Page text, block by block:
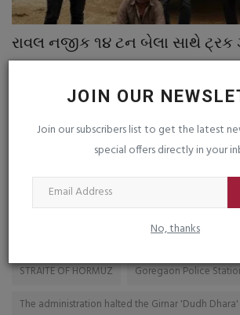
JOIN OUR
Join our subscribers list to get the latest
special offers directly in your
No, thanks
રાવલ નજીક ૧૪ ટન બેલા સાથે ટ્રક
Raincoat Distribution Megh-
STRAITE OF HORMUZ
Goregaon Police
The administration halted the Girnar 'Dudh Dhara'